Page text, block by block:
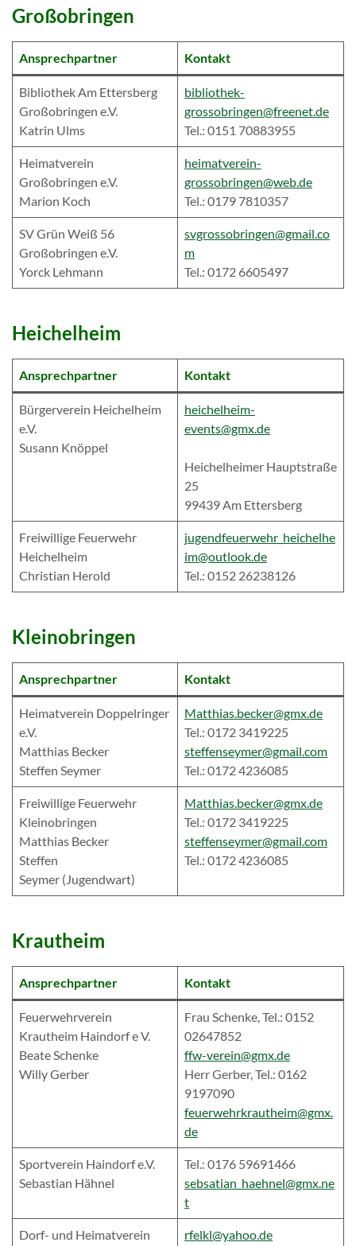
Großobringen
Ansprechpartner Kontakt
Bibliothek Am Ettersberg
Großobringen e.V.
Katrin Ulms
bibliothek-
grossobringen@freenet.de
Tel.: 0151 70883955
Heimatverein
Großobringen e.V.
Marion Koch
heimatverein-
grossobringen@web.de
Tel.: 0179 7810357
SV Grün Weiß 56
Großobringen e.V.
Yorck Lehmann
svgrossobringen@gmail.co
m
Tel.: 0172 6605497
Heichelheim
Ansprechpartner Kontakt
Bürgerverein Heichelheim
e.V.
Susann Knöppel
heichelheim-
events@gmx.de
Heichelheimer Hauptstraße
25
99439 Am Ettersberg
Freiwillige Feuerwehr
Heichelheim
Christian Herold
jugendfeuerwehr_heichelhe
im@outlook.de
Tel.: 0152 26238126
Kleinobringen
Ansprechpartner Kontakt
Heimatverein Doppelringer
e.V.
Matthias Becker
Steffen Seymer
Matthias.becker@gmx.de
Tel.: 0172 3419225
steffenseymer@gmail.com
Tel.: 0172 4236085
Freiwillige Feuerwehr
Kleinobringen
Matthias Becker
Steffen
Seymer (Jugendwart)
Matthias.becker@gmx.de
Tel.: 0172 3419225
steffenseymer@gmail.com
Tel.: 0172 4236085
Krautheim
Ansprechpartner Kontakt
Feuerwehrverein
Krautheim Haindorf e V.
Beate Schenke
Willy Gerber
Frau Schenke, Tel.: 0152
02647852
ffw-verein@gmx.de
Herr Gerber, Tel.: 0162
9197090
feuerwehrkrautheim@gmx.
de
Sportverein Haindorf e.V.
Sebastian Hähnel
Tel.: 0176 59691466
sebsatian_haehnel@gmx.ne
t
Dorf- und Heimatverein
rfelkl@yahoo.de